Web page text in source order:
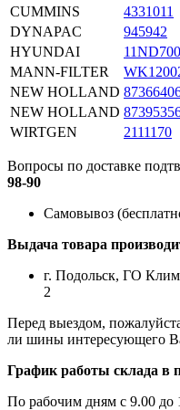
CUMMINS
4331011
DYNAPAC
945942
HYUNDAI
MANN-FILTER
NEW HOLLAND
NEW HOLLAND
WIRTGEN
2111170
Вопросы по доставке
98-90
Самовывоз
Выдача товара
г. Подольск, ГО
2
Перед выездом,
ли шины интересующего
График работы склада в
По рабочим дням с 9.00 до